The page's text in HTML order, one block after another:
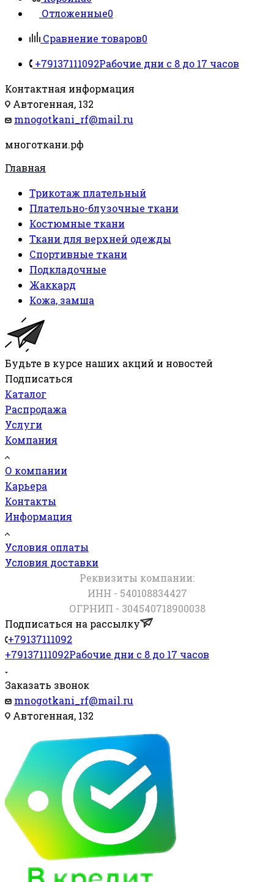
Отложенные0
Сравнение товаров0
+79137111092Рабочие дни с 8 до 17 часов
Контактная информация
Автогенная, 132
mnogotkani_rf@mail.ru
многоткани.рф
Главная
Трикотаж плательный
Плательно-блузочные ткани
Костюмные ткани
Ткани для верхней одежды
Спортивные ткани
Подкладочные
Жаккард
Кожа, замша
Будьте в курсе наших акций и новостей
Подписаться
Каталог
Распродажа
Услуги
Компания
О компании
Карьера
Контакты
Информация
Условия оплаты
Условия доставки
Реквизиты компании:
ИНН - 540108834427
ОГРНИП - 304540718900038
Подписаться на рассылку
+79137111092
+79137111092Рабочие дни с 8 до 17 часов
Заказать звонок
mnogotkani_rf@mail.ru
Автогенная, 132